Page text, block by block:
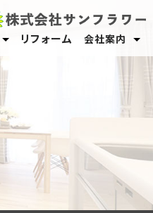
リフォーム 会社案内
スタッフ紹介
採用情報